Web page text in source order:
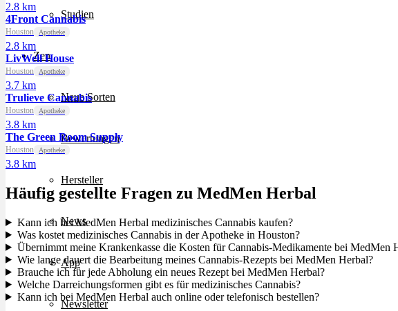
Studien
Zen
Neue Sorten
Bewertungen
Hersteller
News
App
Newsletter
2.8 km
4Front Cannabis
Houston Apotheke
2.8 km
LivWell House
Houston Apotheke
3.7 km
Trulieve Cannabis
Houston Apotheke
3.8 km
The Green Room Supply
Houston Apotheke
3.8 km
Häufig gestellte Fragen zu MedMen Herbal
Kann ich bei MedMen Herbal medizinisches Cannabis kaufen?
Was kostet medizinisches Cannabis in der Apotheke in Houston?
Übernimmt meine Krankenkasse die Kosten für Cannabis-Medikamente bei MedMen
Wie lange dauert die Bearbeitung meines Cannabis-Rezepts bei MedMen Herbal?
Brauche ich für jede Abholung ein neues Rezept bei MedMen Herbal?
Welche Darreichungsformen gibt es für medizinisches Cannabis?
Kann ich bei MedMen Herbal auch online oder telefonisch bestellen?